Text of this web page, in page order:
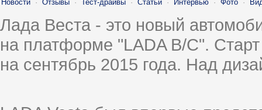
Новости · Отзывы · Тест-драйвы · Статьи · Интервью · Фото ·
Лада Веста - это новый
на платформе "LADA B/C".
на сентябрь 2015 года. Над